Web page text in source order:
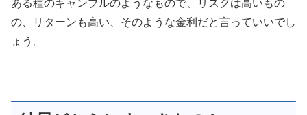
ある種のギャンブルのようなもので、リスクは高いもの
の、リターンも高い 、そのような金利だと言っていいでし
ょう。